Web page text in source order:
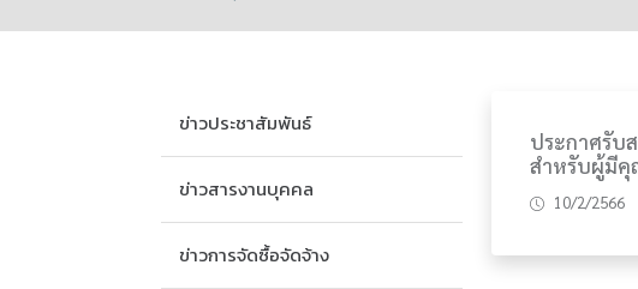
ข่าวประชาสัมพันธ์
ข่าวสารงานบุคคล
ข่าวการจัดซื้อจัดจ้าง
ประกาศรับ
สำหรับผู้มี
10/2/2566